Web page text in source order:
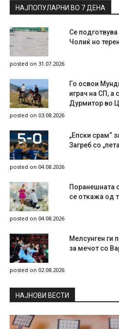
НАЈПОПУЛАРНИ ВО 7 ДЕНА
Се
Чолиќ но
posted on 31.07.2026
Го освои
играч на СП, а
Дурмитор во
posted on 03.08.2026
„Епски срам“
Загреб со
posted on 04.08.2026
Поранешната
се откажа од
posted on 04.08.2026
Мелсунген ги
за мечот со
posted on 02.08.2026
НAЈНОВИ ВЕСТИ